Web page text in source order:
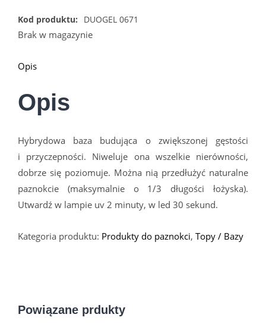
Kod produktu: DUOGEL 0671
Brak w magazynie
Opis
Opis
Hybrydowa baza budująca o zwiększonej gęstości
i przyczepności. Niweluje ona wszelkie nierówności,
dobrze się poziomuje. Można nią przedłużyć naturalne
paznokcie (maksymalnie o 1/3 długości łożyska).
Utwardź w lampie uv 2 minuty, w led 30 sekund.
Kategoria produktu: Produkty do paznokci, Topy / Bazy
Powiązane prdukty